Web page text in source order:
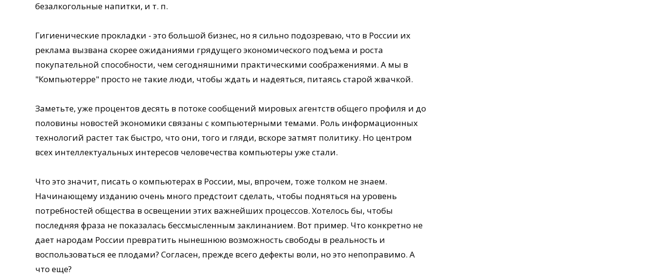
безалкогольные напитки, и т. п.
Гигиенические прокладки - это большой бизнес, но я сильно подозреваю, что в России их
реклама вызвана скорее ожиданиями грядущего экономического подъема и роста
покупательной способности, чем сегодняшними практическими соображениями. А мы в
"Компьютерре" просто не такие люди, чтобы ждать и надеяться, питаясь старой жвачкой.
Заметьте, уже процентов десять в потоке сообщений мировых агентств общего профиля и до
половины новостей экономики связаны с компьютерными темами. Роль информационных
технологий растет так быстро, что они, того и гляди, вскоре затмят политику. Но центром
всех интеллектуальных интересов человечества компьютеры уже стали.
Что это значит, писать о компьютерах в России, мы, впрочем, тоже толком не знаем.
Начинающему изданию очень много предстоит сделать, чтобы подняться на уровень
потребностей общества в освещении этих важнейших процессов. Хотелось бы, чтобы
последняя фраза не показалась бессмысленным заклинанием. Вот пример. Что конкретно не
дает народам России превратить нынешнюю возможность свободы в реальность и
воспользоваться ее плодами? Согласен, прежде всего дефекты воли, но это непоправимо. А
что еще?